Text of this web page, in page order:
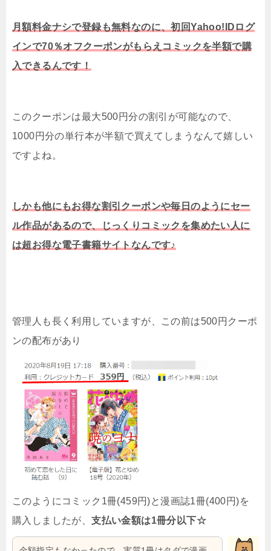
月額料金ナシで登録も無料なのに、初回Yahoo!IDログ
インで70％オフクーポンがもらえコミックを半額で購
入できるんです！
このクーポンは最大500円分の割引が可能なので、
1000円分の単行本が半額で買えてしまうなんて嬉しい
ですよね。
しかも他にもお得な割引クーポンや毎日のようにセー
ル作品があるので、じっくりコミックを集めたい人に
は超お得な電子書籍サイトなんです♪
管理人も長く利用していますが、この前は500円クーポ
ンの配布があり
このようにコミック1冊(459円)と漫画誌1冊(400円)を
購入しましたが、支払い金額は1冊分以下☆